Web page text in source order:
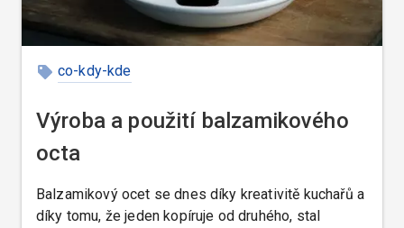
co-kdy-kde
Výroba a použití balzamikového
octa
Balzamikový ocet se dnes díky kreativitě kuchařů a
díky tomu, že jeden kopíruje od druhého, stal